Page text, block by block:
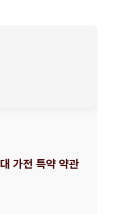
가전 특약 약관